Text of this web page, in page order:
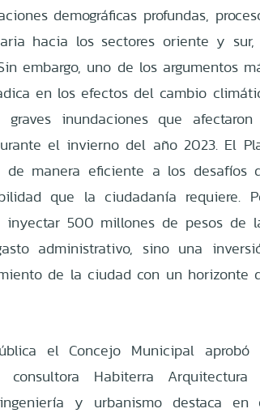
demográficas profundas,
hacia los sectores oriente y
embargo, uno de los argumentos
en los efectos del cambio
inundaciones que
el invierno del año 2023. El
de manera eficiente a los desafíos
que la ciudadanía requiere.
500 millones de pesos de
administrativo, sino una
de la ciudad con un horizonte
el Concejo Municipal aprobó
Habiterra
y urbanismo destaca en